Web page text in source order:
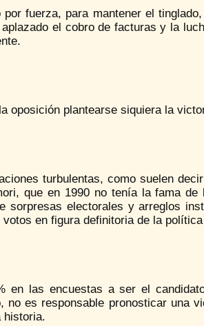
fuerza, para mantener el
el cobro de facturas y la
oposición plantearse siquiera la
turbulentas, como suelen
que en 1990 no tenía la fama de
sorpresas electorales y arreglos
en figura definitoria de la
en las encuestas a ser el
es responsable pronosticar una
historia.